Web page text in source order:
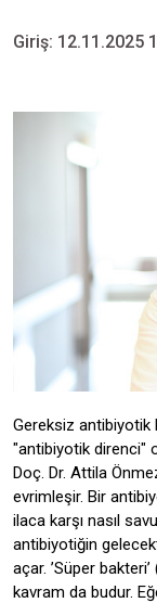
Giriş: 12.11.2025
Gereksiz antibiyotik
"antibiyotik direnci"
Doç. Dr. Attila
evrimleşir. Bir
ilaca karşı nasıl
antibiyotiğin
açar. ’Süper
kavram da budur.